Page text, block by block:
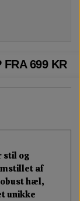
FRA 699 KR
stil og
af
hæl,
unikke